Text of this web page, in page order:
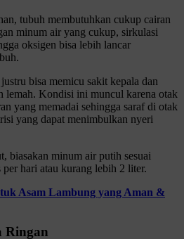
tubuh membutuhkan cukup cairan
minum air yang cukup, sirkulasi
oksigen bisa lebih lancar
bisa memicu sakit kepala dan
lemah. Kondisi ini muncul karena otak
yang memadai sehingga saraf di otak
yang dapat menimbulkan nyeri
biasakan minum air putih sesuai
hari atau kurang lebih 2 liter.
Asam Lambung yang Aman &
Ringan